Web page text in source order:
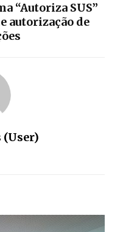
“Autoriza SUS”
autorização de
(User)